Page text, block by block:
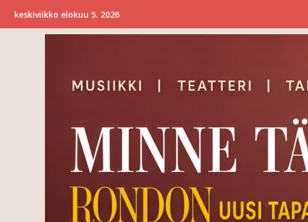
keskiviikko elokuu 5. 2026